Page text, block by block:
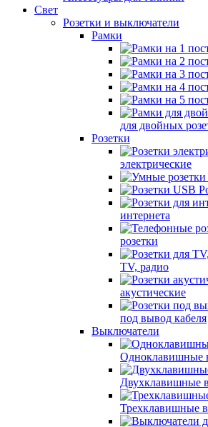
Свет
Розетки и выключатели
Рамки
для двойных
Розетки
электрические
интернета
розетки
TV, радио
акустические
под вывод кабеля
Выключатели
Одноклавишные
Двухклавишные
Трехклавишные